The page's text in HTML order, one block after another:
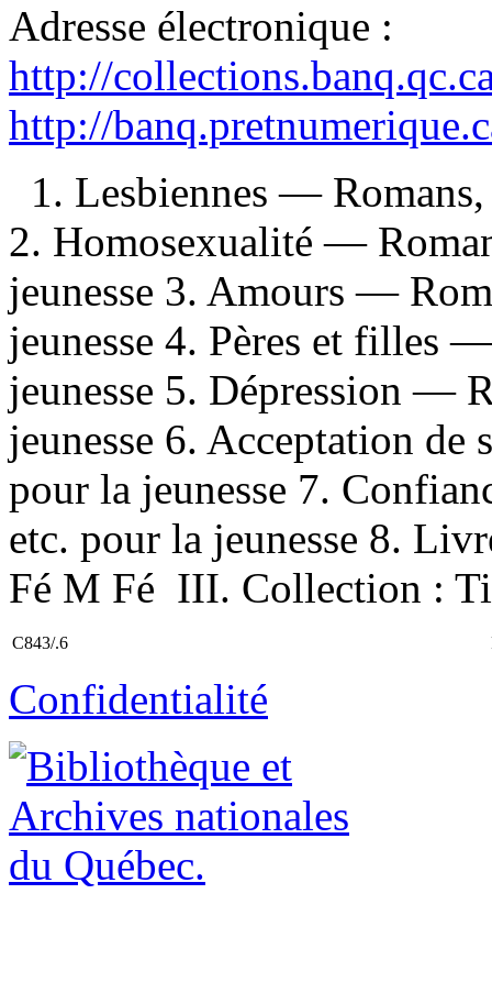
Adresse électronique :
http://
http://
1. Lesbiennes —
2. Homosexualité —
jeunesse 3. Amours —
jeunesse 4. Pères et filles
jeunesse 5. Dépression —
jeunesse 6. Acceptation
pour la jeunesse 7.
etc. pour la jeunesse 8.
Fé M Fé III. Collection :
C843/.6
Confidentialité